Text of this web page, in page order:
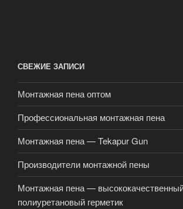
СВЕЖИЕ ЗАПИСИ
Монтажная пена оптом
Профессиональная монтажная пена
Монтажная пена — Tekapur Gun
Производители монтажной пены
Монтажная пена —
полиуретановый герметик